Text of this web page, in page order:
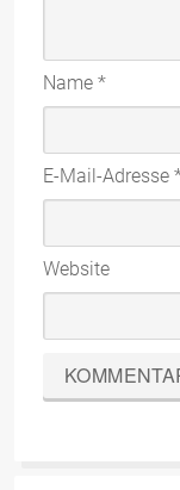
Name *
E-Mail-Adresse
Website